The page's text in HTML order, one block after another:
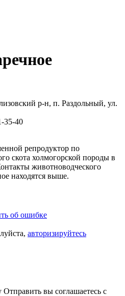
р-н, п. Раздольный, ул.
35-40
репродуктор по
скота холмогорской породы в
животноводческого
находятся выше.
об ошибке
авторизируйтесь
вы соглашаетесь с